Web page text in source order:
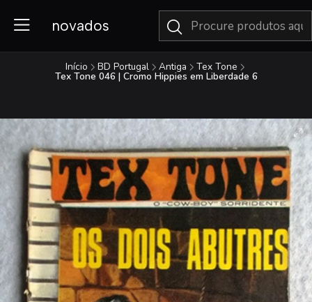
novados
Início BD Portugal Antiga Tex Tone
Tex Tone 046 | Cromo Hippies em Liberdade 6